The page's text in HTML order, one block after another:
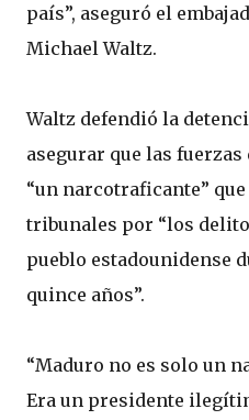
país”, aseguró el
Michael Waltz.
Waltz defendió la
asegurar que las fuerzas
“un narcotraficante”
tribunales por “los
pueblo estadounidense
quince años”.
“Maduro no es solo un
Era un presidente